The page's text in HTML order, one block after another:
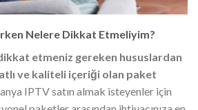
Nelere Dikkat Etmeliyim?
etmeniz gereken hususlardan
ve kaliteli içeriği olan paket
IPTV satın almak isteyenler için